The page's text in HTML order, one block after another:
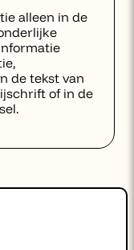
alleen in de
de tekst van
of in de